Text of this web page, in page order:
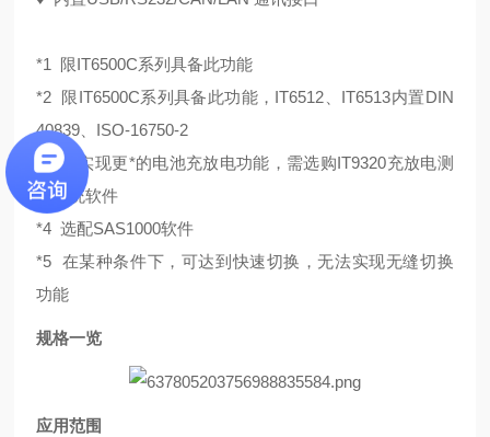
*1 限IT6500C系列具备此功能
*2 限IT6500C系列具备此功能，IT6512、IT6513内置DIN
40839、ISO-16750-2
*3 若实现更*的电池充放电功能，需选购IT9320充放电测
试系统软件
*4 选配SAS1000软件
*5 在某种条件下，可达到快速切换，无法实现无缝切换
功能
规格一览
应用范围